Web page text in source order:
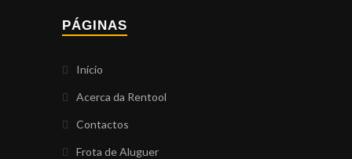
PÁGINAS
Início
Acerca da Rentool
Contactos
Frota de Aluguer